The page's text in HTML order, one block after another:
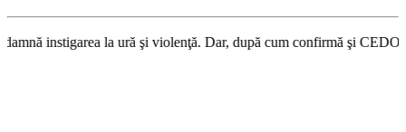
la ură şi violenţă. Dar, după cum confirmă şi CEDO în cazul